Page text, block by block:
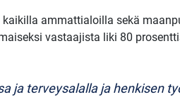
ammattialoilla sekä
vastaajista liki 80
ja terveysalalla ja henkisen